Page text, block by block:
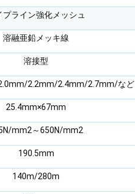
プライン強化メッシュ
溶融亜鉛メッキ線
溶接型
2.2mm/2.4mm/2.7mm/など
25.4mm×67mm
mm2～650N/mm2
190.5mm
140m/280m